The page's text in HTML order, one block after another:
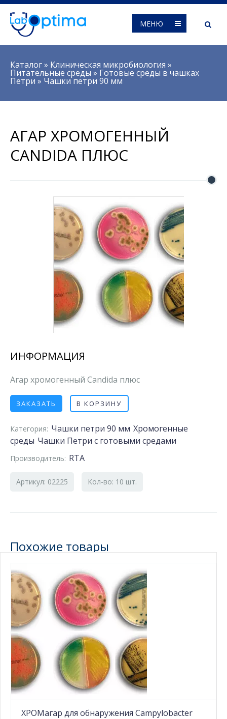
МЕНЮ
Вы здесь
Каталог» Клиническая микробиология »
Питательные среды » Готовые среды в чашках
Петри » Чашки петри 90 мм
АГАР ХРОМОГЕННЫЙ
CANDIDA ПЛЮС
ИНФОРМАЦИЯ
Агар хромогенный Candida плюс
ЗАКАЗАТЬ В КОРЗИНУ
Категория: Чашки петри 90 мм Хромогенные
среды Чашки Петри с готовыми средами
Производитель: RTA
Артикул: 02225 Кол-во: 10 шт.
Похожие товары
ХРОМагар для обнаружения Campylobacter